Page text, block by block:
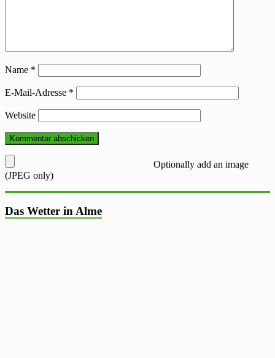
Name *
E-Mail-Adresse *
Website
Optionally add an image
(JPEG only)
Das Wetter in Alme